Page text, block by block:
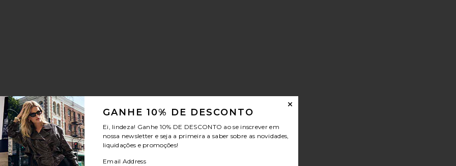
Bodysuit
GANHE 10% DE DESCONTO
Ei, lindeza! Ganhe 10% DE DESCONTO ao se inscrever em
nossa newsletter e seja a primeira a saber sobre as novidades,
liquidações e promoções!
Email Address